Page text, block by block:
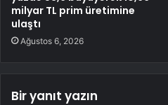
milyar TL prim üretimine
ulaştı
Ağustos 6, 2026
Bir yanıt yazın